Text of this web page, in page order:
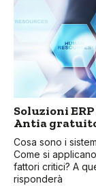
Soluzioni
Antia
Cosa sono i
Come si
fattori critici? A
risponderà